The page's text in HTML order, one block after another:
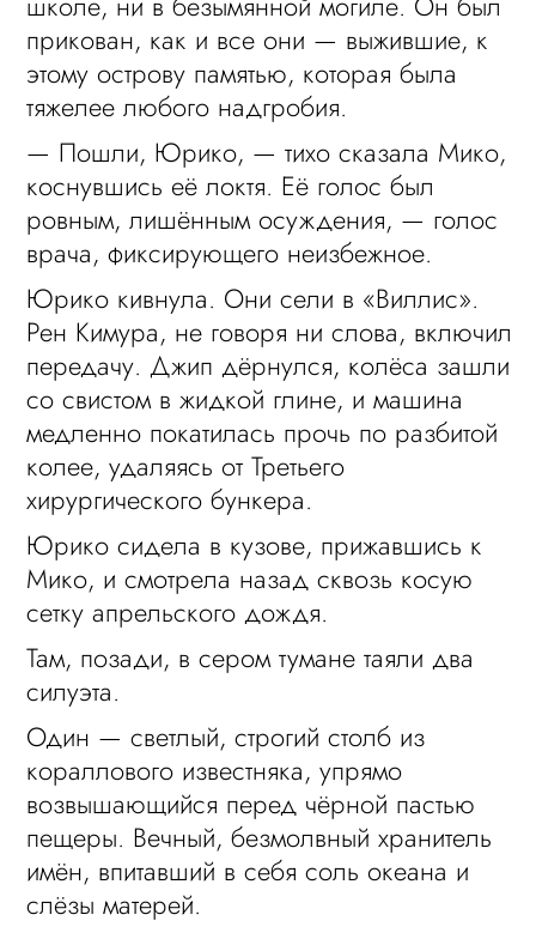
прикован, как и все они — выжившие, к
этому острову памятью, которая была
тяжелее любого надгробия.
— Пошли, Юрико, — тихо сказала Мико,
коснувшись её локтя. Её голос был
ровным, лишённым осуждения, — голос
врача, фиксирующего неизбежное.
Юрико кивнула. Они сели в «Виллис».
Рен Кимура, не говоря ни слова, включил
передачу. Джип дёрнулся, колёса зашли
со свистом в жидкой глине, и машина
медленно покатилась прочь по разбитой
колее, удаляясь от Третьего
хирургического бункера.
Юрико сидела в кузове, прижавшись к
Мико, и смотрела назад сквозь косую
сетку апрельского дождя.
Там, позади, в сером тумане таяли два
силуэта.
Один — светлый, строгий столб из
кораллового известняка, упрямо
возвышающийся перед чёрной пастью
пещеры. Вечный, безмолвный хранитель
имён, впитавший в себя соль океана и
слёзы матерей.